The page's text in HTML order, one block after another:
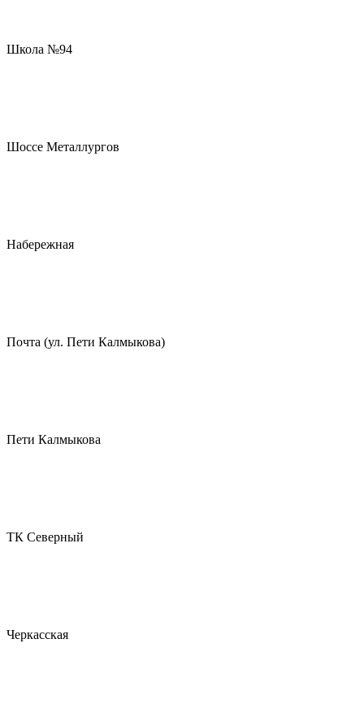
Школа №94
Шоссе Металлургов
Набережная
Почта (ул. Пети Калмыкова)
Пети Калмыкова
ТК Северный
Черкасская